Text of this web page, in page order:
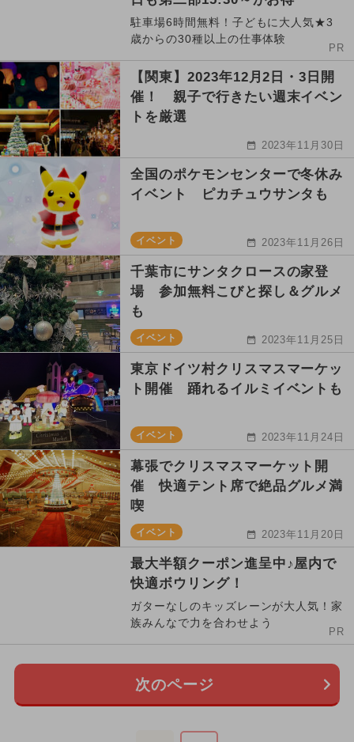
駐車場6時間無料！子どもに大人気★3
歳からの30種以上の仕事体験
PR
【関東】2023年12月2日・3日開
催！ 親子で行きたい週末イベン
トを厳選
2023年11月30日
全国のポケモンセンターで冬休み
イベント ピカチュウサンタも
イベント 2023年11月26日
千葉市にサンタクロースの家登
場 参加無料こびと探し＆グルメ
も
イベント 2023年11月25日
東京ドイツ村クリスマスマーケッ
ト開催 踊れるイルミイベントも
イベント 2023年11月24日
幕張でクリスマスマーケット開
催 快適テント席で絶品グルメ満
喫
イベント 2023年11月20日
最大半額クーポン進呈中♪屋内で
快適ボウリング！
ガターなしのキッズレーンが大人気！家
族みんなで力を合わせよう
PR
次のページ